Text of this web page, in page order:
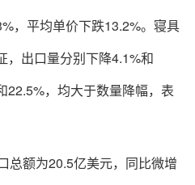
，平均单价下跌13.2%。寝具
出口量分别下降4.1%和
22.5%， 均大于数量降幅，表
总额为20.5亿美元，同比微增